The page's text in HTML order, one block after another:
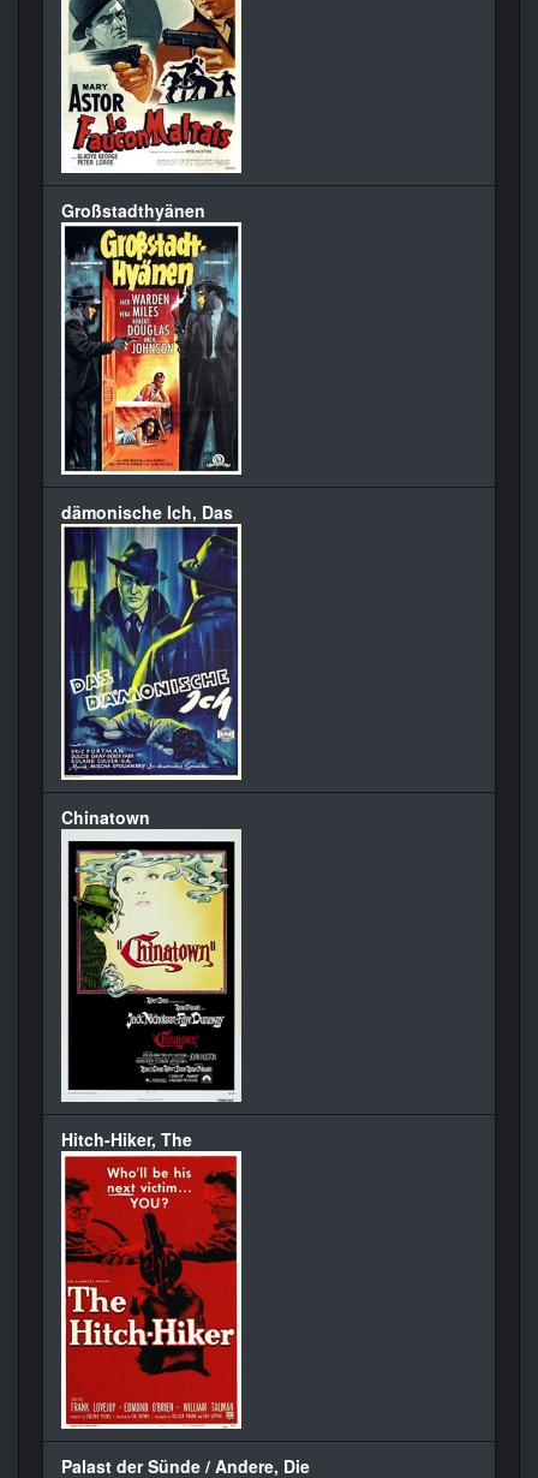
Großstadthyänen
dämonische Ich, Das
Chinatown
Hitch-Hiker, The
Palast der Sünde / Andere, Die